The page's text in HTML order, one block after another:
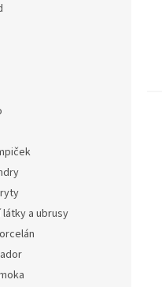
látky a ubrusy